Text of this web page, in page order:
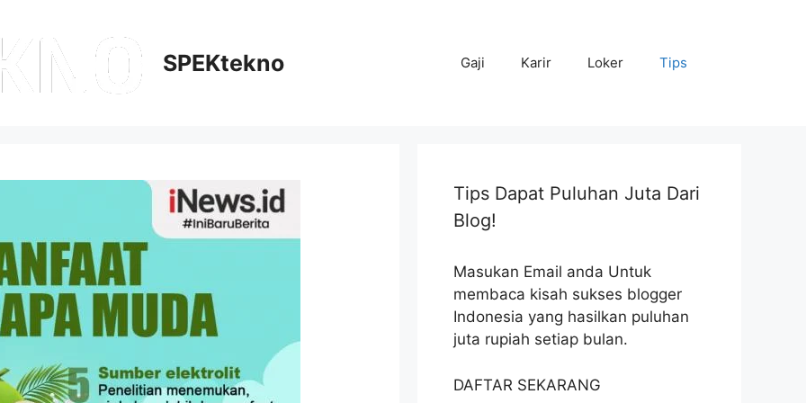
SPEKtekno Gaji Karir Loker Tips
Tips Dapat Puluhan Juta Dari
Blog!
Masukan Email anda Untuk
membaca kisah sukses blogger
Indonesia yang hasilkan puluhan
juta rupiah setiap bulan.
DAFTAR SEKARANG